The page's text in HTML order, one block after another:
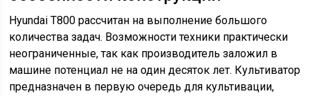
Hyundai T800 рассчитан на выполнение большого
количества задач. Возможности техники практически
неограниченные, так как производитель заложил в
машине потенциал не на один десяток лет. Культиватор
предназначен в первую очередь для культивации,